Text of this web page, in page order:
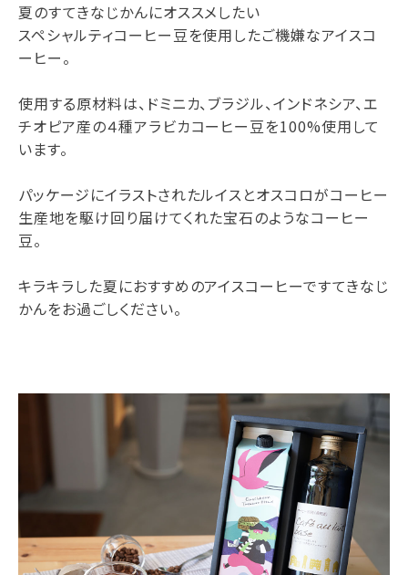
夏のすてきなじかんにオススメしたい
スペシャルティコーヒー豆を使用したご機嫌なアイスコ
ーヒー。
使用する原材料は、ドミニカ、ブラジル、インドネシア、エ
チオピア産の４種アラビカコーヒー豆を100%使用して
います。
パッケージにイラストされたルイスとオスコロがコーヒー
生産地を駆け回り届けてくれた宝石のようなコーヒー
豆。
キラキラした夏におすすめのアイスコーヒーですてきなじ
かんをお過ごしください。